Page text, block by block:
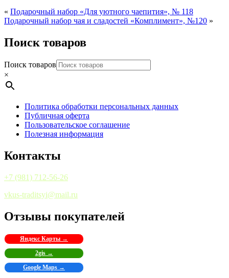
« Подарочный набор «Для уютного чаепития», № 118
Подарочный набор чая и сладостей «Комплимент», №120 »
Поиск товаров
Поиск товаров
×
Политика обработки персональных данных
Публичная оферта
Пользовательское соглашение
Полезная информация
Контакты
+7 (981) 712-56-26
vkus-traditsyi@mail.ru
Отзывы покупателей
Яндекс Карты →
2gis →
Google Maps →